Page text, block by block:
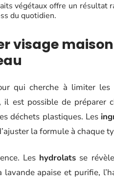
végétaux offre un résultat
du quotidien.
visage
qui cherche à limiter
est possible de préparer
déchets plastiques. Les
la formule à chaque
Les hydrolats se
apaise et purifie,